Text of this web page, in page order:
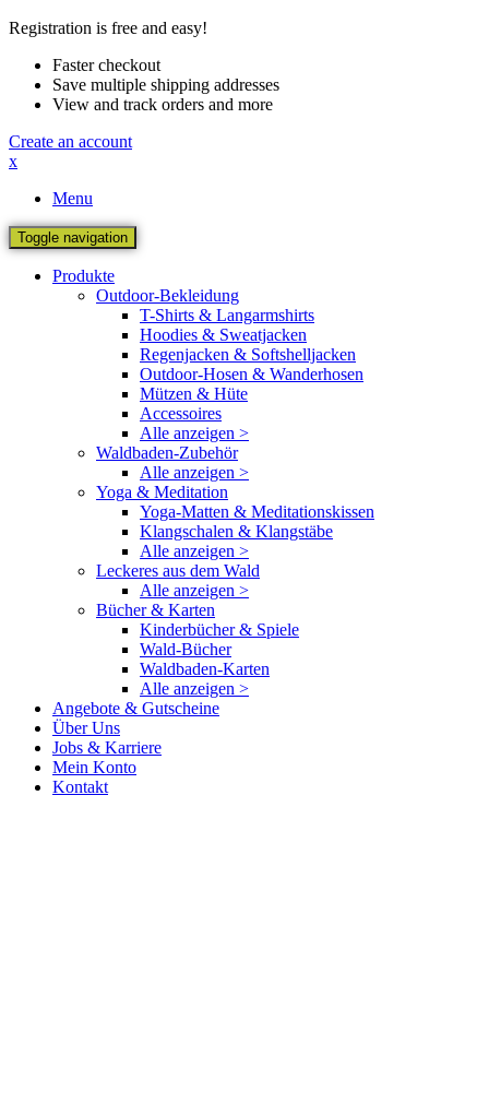
Registration is free and easy!
Faster checkout
Save multiple shipping addresses
View and track orders and more
Create an account
x
Menu
Toggle navigation
Produkte
Outdoor-Bekleidung
T-Shirts & Langarmshirts
Hoodies & Sweatjacken
Regenjacken & Softshelljacken
Outdoor-Hosen & Wanderhosen
Mützen & Hüte
Accessoires
Alle anzeigen >
Waldbaden-Zubehör
Alle anzeigen >
Yoga & Meditation
Yoga-Matten & Meditationskissen
Klangschalen & Klangstäbe
Alle anzeigen >
Leckeres aus dem Wald
Alle anzeigen >
Bücher & Karten
Kinderbücher & Spiele
Wald-Bücher
Waldbaden-Karten
Alle anzeigen >
Angebote & Gutscheine
Über Uns
Jobs & Karriere
Mein Konto
Kontakt